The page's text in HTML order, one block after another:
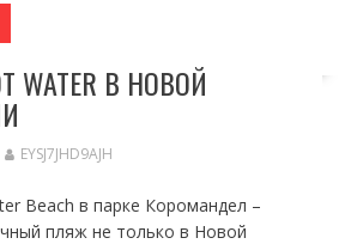
WATER В НОВОЙ
EYSJ7JHD9AJH
Beach в парке Коромандел –
пляж не только в Новой